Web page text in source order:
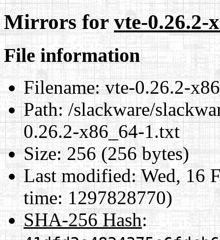
Mirrors forvte-0.26.2-
File information
Filename:vte-0.26.2-
Path:/slackware/
0.26.2-x86_64-1.txt
Size:256 (256 bytes)
Last modified:Wed, 16
time: 1297828770)
SHA-256 Hash: